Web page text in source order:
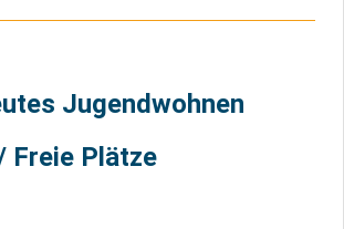
Jugendwohnen
Freie Plätze